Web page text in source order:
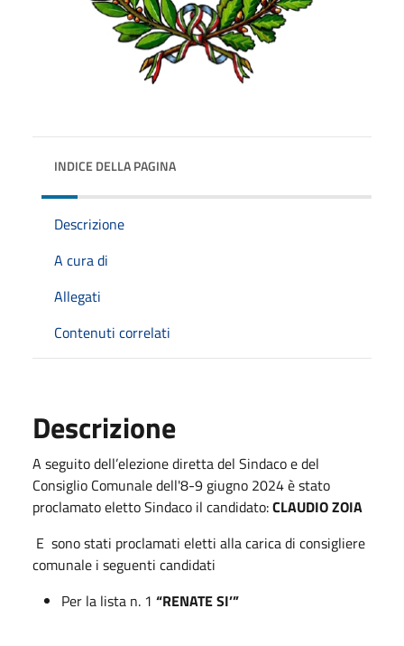
INDICE DELLA PAGINA
Descrizione
A cura di
Allegati
Contenuti correlati
Descrizione
A seguito dell’elezione diretta del Sindaco e del
Consiglio Comunale dell'8-9 giugno 2024 è stato
proclamato eletto Sindaco il candidato:CLAUDIO ZOIA
E sono stati proclamati eletti alla carica di consigliere
comunale i seguenti candidati
Per la lista n. 1 “RENATE SI’”